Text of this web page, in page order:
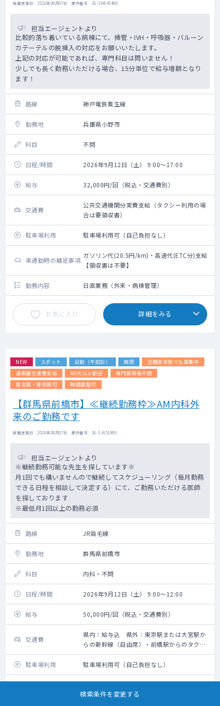
掲載更新日 : 2026年08月07日 案件番号 : 26-SW645488
担当エージェントより
比較的落ち着いている病棟にて、挿管・IVH・呼吸器・バルーン
カテーテルの脱挿入の対応をお願いいたします。
上記の対応が可能であれば、専門科目は問いません！
少しでも長く勤務いただける場合、15分単位で給与増額となり
ます！
路線 神戸電鉄粟生線
勤務地 兵庫県小野市
科目 不問
日程/時間 2026年9月12日（土） 9:00～17:00
給与 32,000円/回（税込・交通費別）
交通費
公共交通機関分実費支給（タクシー利用の場
合は要領収書）
駐車場利用 駐車場利用可（自己負担なし）
車通勤時の補足事項
ガソリン代(20.5円/km)・高速代(ETC分)支給
【領収書は不要】
勤務内容 日直業務（外来・病棟管理）
お気に入り 詳細をみる
NEW スポット 日勤（午前診） 病院
定期非常勤でも募集中
遠距離交通費支給
60代以上歓迎
専門医資格不問
専攻医・専修医可
時間調整可
【群馬県前橋市】≪継続勤務枠≫AM内科外
来のご勤務です
掲載更新日 : 2026年08月07日 案件番号 : 26-SJ651999
担当エージェントより
※継続勤務可能な先生を探しています※
月1回でも構いませんので継続してスケジューリング（毎月勤務
できる日程を相談して決定する）にて、ご勤務いただける医師
を探しております
※最低月1回以上の勤務必須
路線 JR両毛線
勤務地 群馬県前橋市
科目 内科・不問
日程/時間 2026年9月12日（土） 9:00～12:00
給与 50,000円/回（税込・交通費別）
交通費
県内：給与込 県外：東京駅または大宮駅か
らの新幹線（自由席）・前橋駅からのタクシ
ー代の支給あり【要領収書】、その他の地域
は応相談
駐車場利用 駐車場利用可（自己負担なし）
検索条件を変更する